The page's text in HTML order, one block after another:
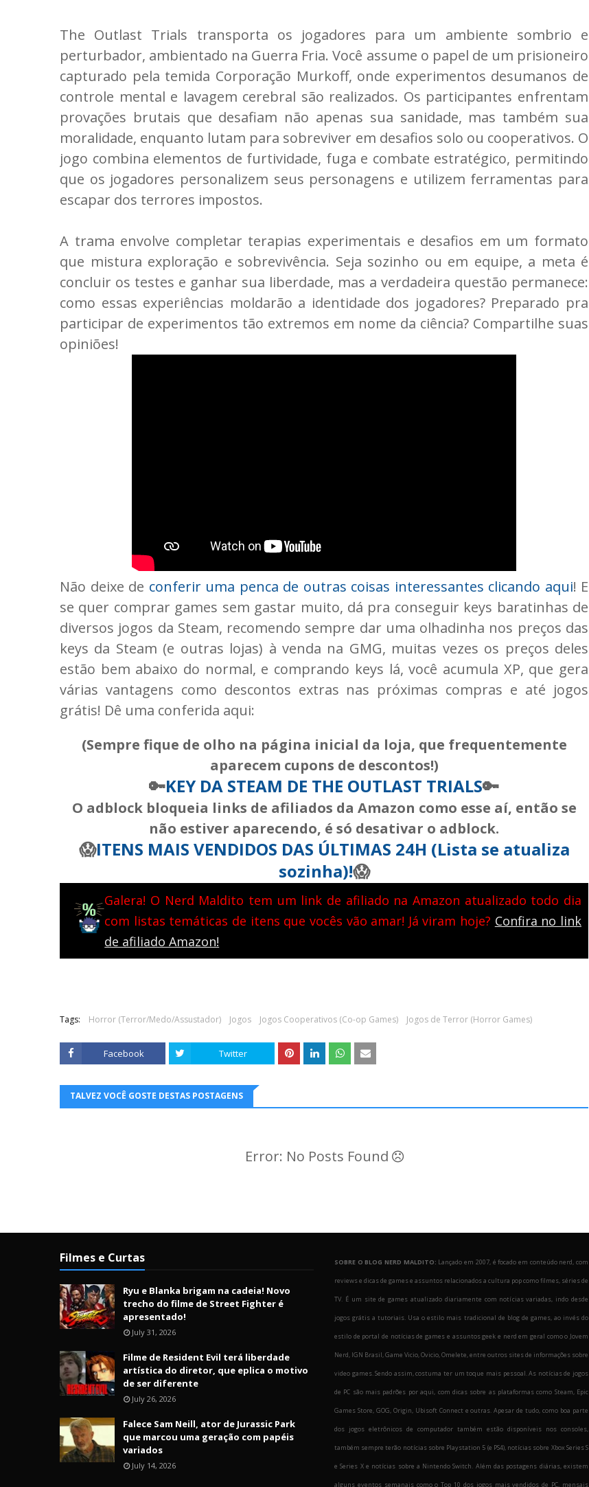
The Outlast Trials transporta os jogadores para um ambiente sombrio e
perturbador, ambientado na Guerra Fria. Você assume o papel de um prisioneiro
capturado pela temida Corporação Murkoff, onde experimentos desumanos de
controle mental e lavagem cerebral são realizados. Os participantes enfrentam
provações brutais que desafiam não apenas sua sanidade, mas também sua
moralidade, enquanto lutam para sobreviver em desafios solo ou cooperativos. O
jogo combina elementos de furtividade, fuga e combate estratégico, permitindo
que os jogadores personalizem seus personagens e utilizem ferramentas para
escapar dos terrores impostos.
A trama envolve completar terapias experimentais e desafios em um formato
que mistura exploração e sobrevivência. Seja sozinho ou em equipe, a meta é
concluir os testes e ganhar sua liberdade, mas a verdadeira questão permanece:
como essas experiências moldarão a identidade dos jogadores? Preparado pra
participar de experimentos tão extremos em nome da ciência? Compartilhe suas
opiniões!
Não deixe de conferir uma penca de outras coisas interessantes clicando aqui! E
se quer comprar games sem gastar muito, dá pra conseguir keys baratinhas de
diversos jogos da Steam, recomendo sempre dar uma olhadinha nos preços das
keys da Steam (e outras lojas) à venda na GMG, muitas vezes os preços deles
estão bem abaixo do normal, e comprando keys lá, você acumula XP, que gera
várias vantagens como descontos extras nas próximas compras e até jogos
grátis! Dê uma conferida aqui:
(Sempre fique de olho na página inicial da loja, que frequentemente
aparecem cupons de descontos!)
🔑KEY DA STEAM DE THE OUTLAST TRIALS🔑
O adblock bloqueia links de afiliados da Amazon como esse aí, então se
não estiver aparecendo, é só desativar o adblock.
😱ITENS MAIS VENDIDOS DAS ÚLTIMAS 24H (Lista se atualiza
sozinha)!😱
Galera! O Nerd Maldito tem um link de afiliado na Amazon atualizado todo dia
com listas temáticas de itens que vocês vão amar! Já viram hoje? Confira no link
de afiliado Amazon!
Tags: Horror (Terror/Medo/Assustador) Jogos Jogos Cooperativos (Co-op Games) Jogos de Terror (Horror Games)
Facebook Twitter
TALVEZ VOCÊ GOSTE DESTAS POSTAGENS
Error: No Posts Found
Filmes e Curtas
Ryu e Blanka brigam na cadeia! Novo
trecho do filme de Street Fighter é
apresentado!
July 31, 2026
Filme de Resident Evil terá liberdade
artística do diretor, que eplica o motivo
de ser diferente
July 26, 2026
Falece Sam Neill, ator de Jurassic Park
que marcou uma geração com papéis
variados
July 14, 2026
SOBRE O BLOG NERD MALDITO: Lançado em 2007, é focado em conteúdo nerd, com
reviews e dicas de games e assuntos relacionados a cultura pop como filmes, séries de
TV. É um site de games atualizado diariamente com notícias variadas, indo desde
jogos grátis a tutoriais. Usa o estilo mais tradicional de blog de games, ao invés do
estilo de portal de notícias de games e assuntos geek e nerd em geral como o Jovem
Nerd, IGN Brasil, Game Vicio, Ovicio, Omelete, entre outros sites de informações sobre
video games. Sendo assim, costuma ter um toque mais pessoal. As notícias de jogos
de PC são mais padrões por aqui, com dicas sobre as plataformas como Steam, Epic
Games Store, GOG, Origin, Ubisoft Connect e outras. Apesar de tudo, como boa parte
dos jogos eletrônicos de computador também estão disponíveis nos consoles,
também sempre terão notícias sobre Playstation 5 (e PS4), notícias sobre Xbox Series S
e Series X e notícias sobre a Nintendo Switch. Além das postagens diárias, existem
alguns eventos semanais como o Top 10 dos jogos mais vendidos de PC, mensais